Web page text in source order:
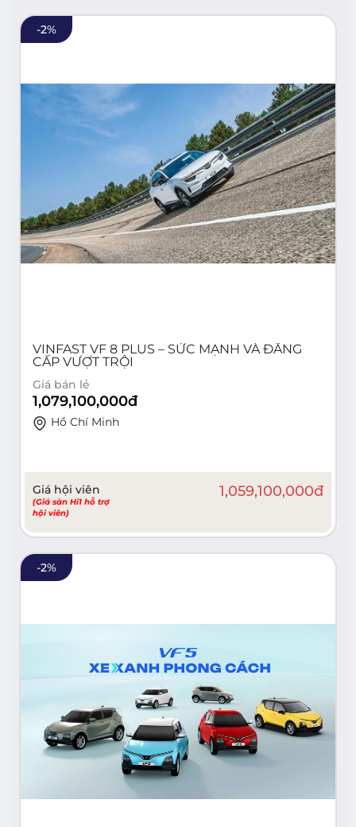
-2%
VINFAST VF 8 PLUS – SỨC MẠNH VÀ ĐẲNG
CẤP VƯỢT TRỘI
Giá bán lẻ
1,079,100,000đ
Hồ Chí Minh
Giá hội viên
(Giá sàn Hi1 hỗ trợ
hội viên)
1,059,100,000đ
-2%